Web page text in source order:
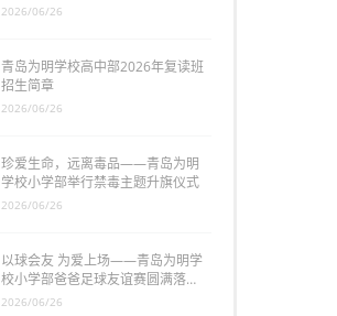
2026/06/26
青岛为明学校高中部2026年复读班
招生简章
2026/06/26
珍爱生命，远离毒品——青岛为明
学校小学部举行禁毒主题升旗仪式
2026/06/26
以球会友 为爱上场——青岛为明学
校小学部爸爸足球友谊赛圆满落…
2026/06/26